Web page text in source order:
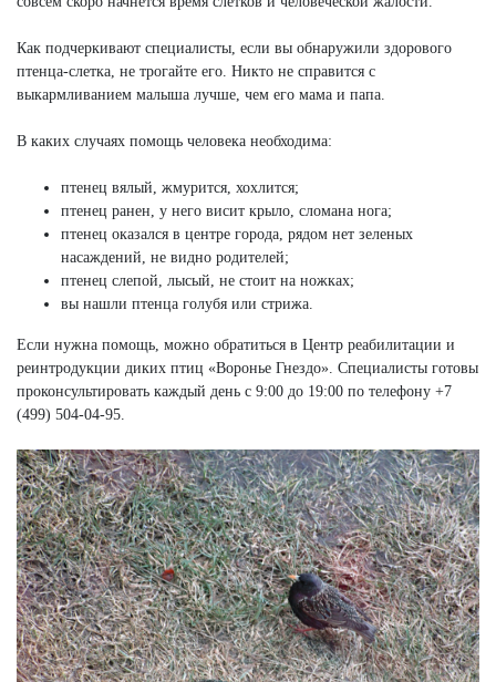
Как подчеркивают специалисты, если вы обнаружили здорового
птенца-слетка, не трогайте его. Никто не справится с
выкармливанием малыша лучше, чем его мама и папа.
В каких случаях помощь человека необходима:
птенец вялый, жмурится, хохлится;
птенец ранен, у него висит крыло, сломана нога;
птенец оказался в центре города, рядом нет зеленых
насаждений, не видно родителей;
птенец слепой, лысый, не стоит на ножках;
вы нашли птенца голубя или стрижа.
Если нужна помощь, можно обратиться в Центр реабилитации и
реинтродукции диких птиц «Воронье Гнездо». Специалисты готовы
проконсультировать каждый день с 9:00 до 19:00 по телефону +7
(499) 504-04-95.